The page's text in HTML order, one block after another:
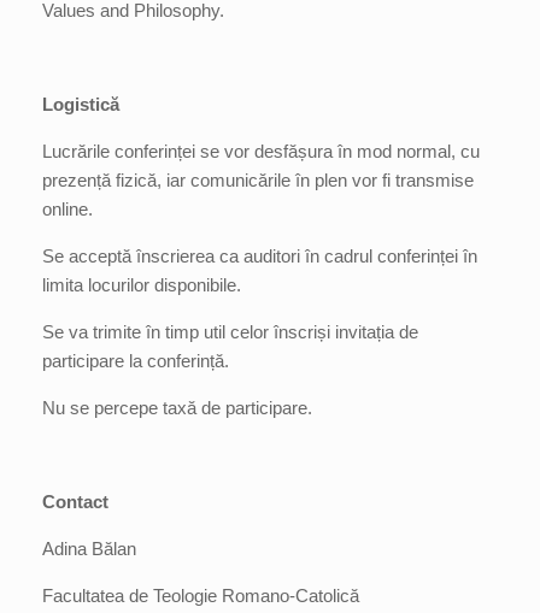
Values and Philosophy.
Logistică
Lucrările conferinței se vor desfășura în mod normal, cu
prezență fizică, iar comunicările în plen vor fi transmise
online.
Se acceptă înscrierea ca auditori în cadrul conferinței în
limita locurilor disponibile.
Se va trimite în timp util celor înscriși invitația de
participare la conferință.
Nu se percepe taxă de participare.
Contact
Adina Bălan
Facultatea de Teologie Romano-Catolică